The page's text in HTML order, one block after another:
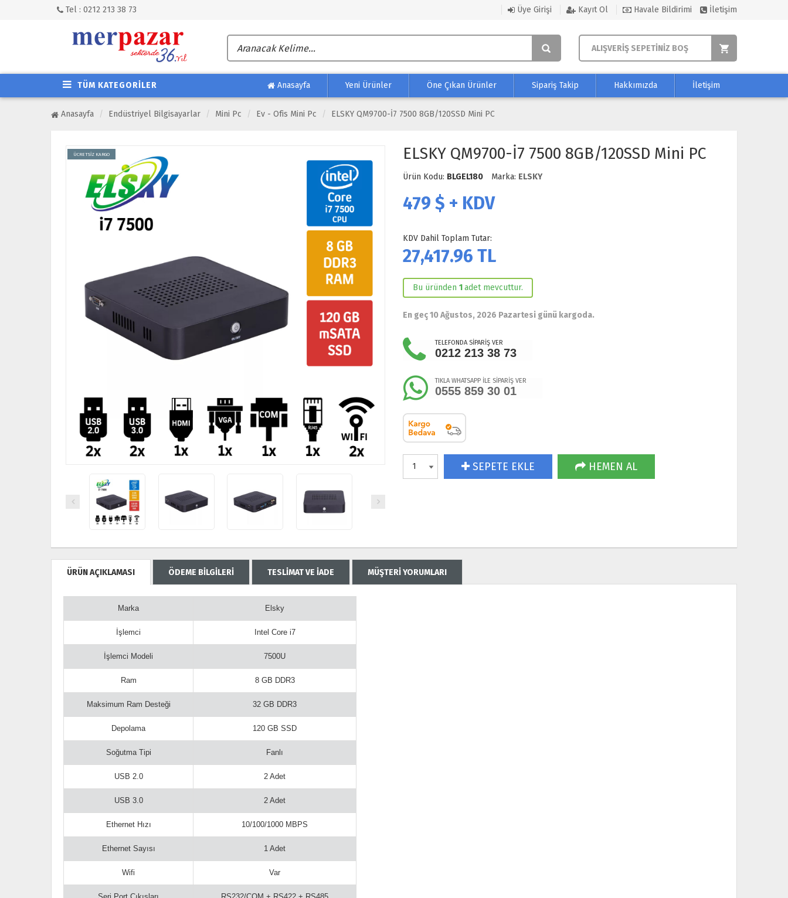
Tel : 0212 213 38 73 Üye Girişi Kayıt Ol Havale Bildirimi İletişim
ALIŞVERİŞ SEPETİNİZ BOŞ
TÜM KATEGORİLER Anasayfa Yeni Ürünler Öne Çıkan Ürünler Sipariş Takip Hakkımızda İletişim
Anasayfa Endüstriyel Bilgisayarlar Mini Pc Ev - Ofis Mini Pc ELSKY QM9700-İ7 7500 8GB/120SSD Mini PC
ÜCRETSİZ KARGO ELSKY QM9700-İ7 7500 8GB/120SSD Mini PC
Ürün Kodu: BLGEL180 Marka: ELSKY
479 $ + KDV
KDV Dahil Toplam Tutar:
27,417.96 TL
Bu üründen 1adet mevcuttur.
En geç 10 Ağustos, 2026 Pazartesi günü kargoda.
TELEFONDA SİPARİŞ VER
0212 213 38 73
TIKLA WHATSAPP İLE SİPARİŞ VER
0555 859 30 01
SEPETE EKLE HEMEN AL
ÜRÜN AÇIKLAMASI ÖDEME BİLGİLERİ TESLİMAT VE İADE MÜŞTERİ YORUMLARI
Marka Elsky
İşlemci Intel Core i7
İşlemci Modeli 7500U
Ram 8 GB DDR3
Maksimum Ram Desteği 32 GB DDR3
Depolama 120 GB SSD
Soğutma Tipi Fanlı
USB 2.0 2 Adet
USB 3.0 2 Adet
Ethernet Hızı 10/100/1000 MBPS
Ethernet Sayısı 1 Adet
Wifi Var